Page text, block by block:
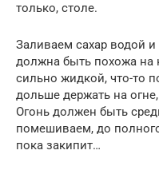
только, столе.
Заливаем сахар водой
должна быть похожа на
сильно жидкой, что-то
дольше держать на
Огонь должен быть
помешиваем, до
пока закипит…